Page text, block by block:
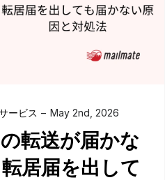
ービス May 2nd, 2026
転送が届かな
居届を出して